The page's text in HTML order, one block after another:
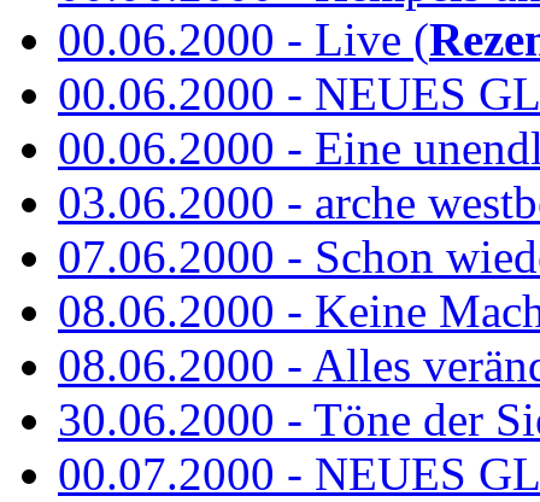
00.06.2000 - Live (
00.06.2000 - NEUES
00.06.2000 - Eine
03.06.2000 - arche
07.06.2000 - Schon
08.06.2000 - Keine
08.06.2000 - Alles
30.06.2000 - Töne der
00.07.2000 - NEUES